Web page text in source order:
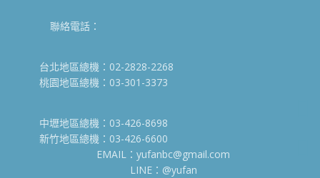
聯絡電話：
台北地區總機：02-2828-2268
桃園地區總機：03-301-3373
中壢地區總機：03-426-8698
新竹地區總機：03-426-6600
EMAIL：yufanbc@gmail.com
LINE：@yufan